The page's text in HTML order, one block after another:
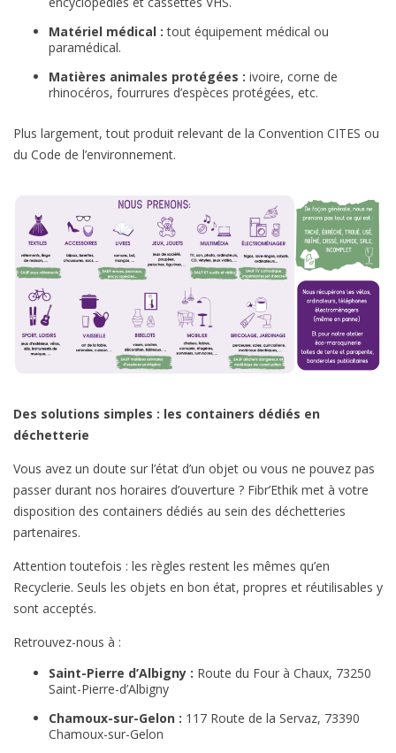
Matériel médical : tout équipement médical ou
paramédical.
Matières animales protégées : ivoire, corne de
rhinocéros, fourrures d’espèces protégées, etc.
Plus largement, tout produit relevant de la Convention CITES ou
du Code de l’environnement.
Des solutions simples : les containers dédiés en
déchetterie
Vous avez un doute sur l’état d’un objet ou vous ne pouvez pas
passer durant nos horaires d’ouverture ? Fibr’Ethik met à votre
disposition des containers dédiés au sein des déchetteries
partenaires.
Attention toutefois : les règles restent les mêmes qu’en
Recyclerie. Seuls les objets en bon état, propres et réutilisables y
sont acceptés.
Retrouvez-nous à :
Saint-Pierre d’Albigny : Route du Four à Chaux, 73250
Saint-Pierre-d’Albigny
Chamoux-sur-Gelon : 117 Route de la Servaz, 73390
Chamoux-sur-Gelon